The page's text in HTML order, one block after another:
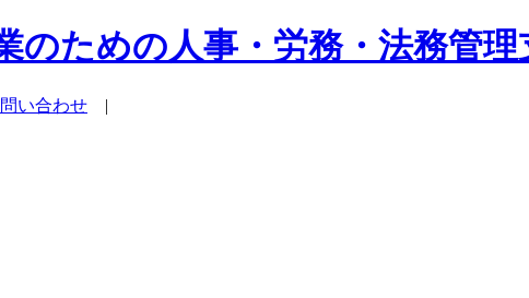
のための人事・労務・法務管理
い合わせ |